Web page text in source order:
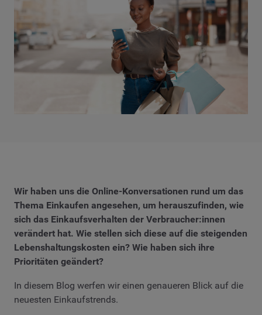
Wir haben uns die Online-Konversationen rund um das
Thema Einkaufen angesehen, um herauszufinden, wie
sich das Einkaufsverhalten der Verbraucher:innen
verändert hat. Wie stellen sich diese auf die steigenden
Lebenshaltungskosten ein? Wie haben sich ihre
Prioritäten geändert?
In diesem Blog werfen wir einen genaueren Blick auf die
neuesten Einkaufstrends.